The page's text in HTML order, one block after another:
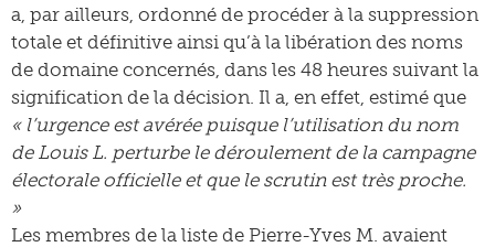
a, par ailleurs, ordonné de procéder à la suppression
totale et définitive ainsi qu’à la libération des noms
de domaine concernés, dans les 48 heures suivant la
signification de la décision. Il a, en effet, estimé que
« l’urgence est avérée puisque l’utilisation du nom
de Louis L. perturbe le déroulement de la campagne
électorale officielle et que le scrutin est très proche.
»
Les membres de la liste de Pierre-Yves M. avaient